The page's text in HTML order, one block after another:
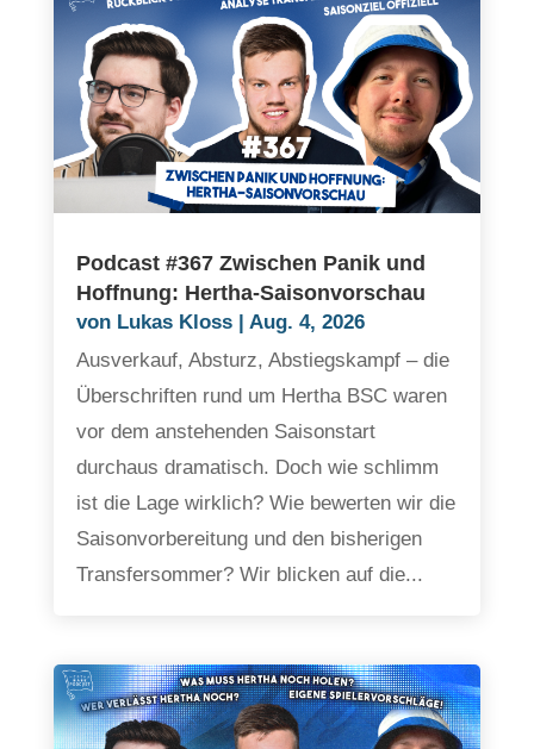
Podcast #367 Zwischen Panik und
Hoffnung: Hertha-Saisonvorschau
von Lukas Kloss| Aug. 4, 2026
Ausverkauf, Absturz, Abstiegskampf – die
Überschriften rund um Hertha BSC waren
vor dem anstehenden Saisonstart
durchaus dramatisch. Doch wie schlimm
ist die Lage wirklich? Wie bewerten wir die
Saisonvorbereitung und den bisherigen
Transfersommer? Wir blicken auf die...